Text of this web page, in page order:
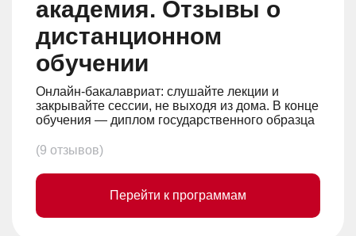
академия. Отзывы о
дистанционном
обучении
Онлайн-бакалавриат: слушайте лекции и
закрывайте сессии, не выходя из дома. В конце
обучения — диплом государственного образца
(9 отзывов)
Перейти к программам